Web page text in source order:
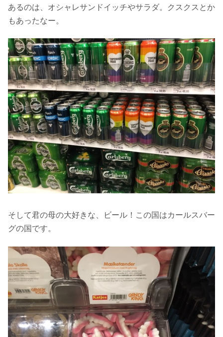
あるのは、オシャレサンドイッチやサラダ。クスクスとか
もあったなー。
そして君の母の大好きな、ビール！この国はカールスバー
グの国です。